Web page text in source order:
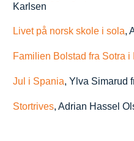
Karlsen
Livet på norsk skole i sola,
Familien Bolstad fra Sotra i
Jul i Spania, Ylva Simarud
Stortrives, Adrian Hassel